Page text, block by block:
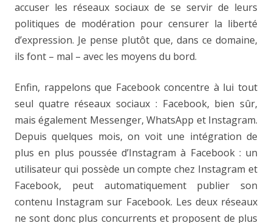
accuser les réseaux sociaux de se servir de leurs
politiques de modération pour censurer la liberté
d’expression. Je pense plutôt que, dans ce domaine,
ils font – mal – avec les moyens du bord.
Enfin, rappelons que Facebook concentre à lui tout
seul quatre réseaux sociaux : Facebook, bien sûr,
mais également Messenger, WhatsApp et Instagram.
Depuis quelques mois, on voit une intégration de
plus en plus poussée d’Instagram à Facebook : un
utilisateur qui possède un compte chez Instagram et
Facebook, peut automatiquement publier son
contenu Instagram sur Facebook. Les deux réseaux
ne sont donc plus concurrents et proposent de plus